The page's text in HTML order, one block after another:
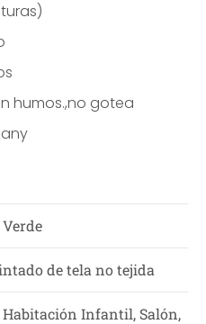
humos.,no gotea
de tela no tejida
Habitación Infantil, Salón,